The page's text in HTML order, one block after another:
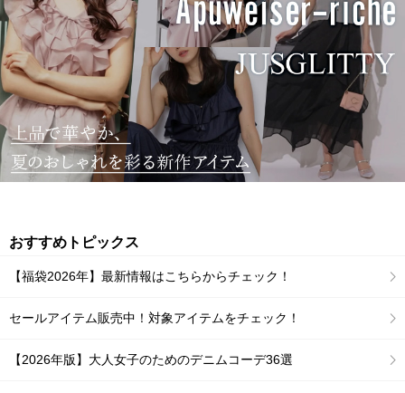
おすすめトピックス
【福袋2026年】最新情報はこちらからチェック！
セールアイテム販売中！対象アイテムをチェック！
【2026年版】大人女子のためのデニムコーデ36選